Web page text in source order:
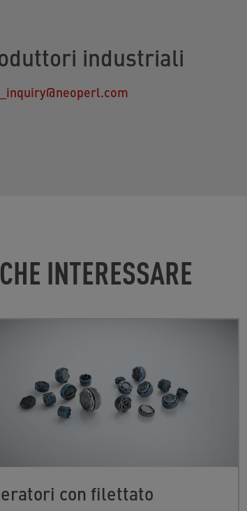
industriali
INTERESSARE
con filettato